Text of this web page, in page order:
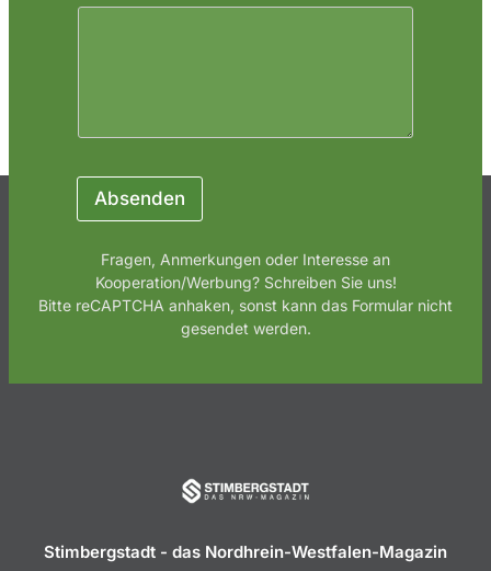
Absenden
Fragen, Anmerkungen oder Interesse an
Kooperation/Werbung? Schreiben Sie uns!
Bitte reCAPTCHA anhaken, sonst kann das Formular nicht
gesendet werden.
Stimbergstadt - das Nordhrein-Westfalen-Magazin